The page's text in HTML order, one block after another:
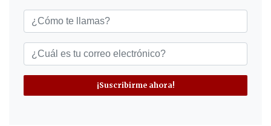
¡Suscribirme ahora!